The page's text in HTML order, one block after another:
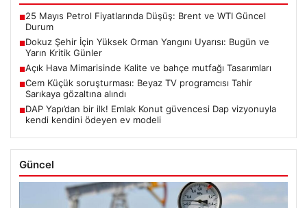
■25 Mayıs Petrol Fiyatlarında Düşüş: Brent ve WTI Güncel
Durum
■Dokuz Şehir İçin Yüksek Orman Yangını Uyarısı: Bugün ve
Yarın Kritik Günler
■Açık Hava Mimarisinde Kalite ve bahçe mutfağı Tasarımları
■Cem Küçük soruşturması: Beyaz TV programcısı Tahir
Sarıkaya gözaltına alındı
■DAP Yapı’dan bir ilk! Emlak Konut güvencesi Dap vizyonuyla
kendi kendini ödeyen ev modeli
Güncel